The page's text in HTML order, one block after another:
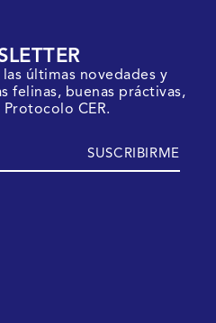
últimas novedades y
felinas, buenas práctivas,
CER.
SUSCRIBIRME